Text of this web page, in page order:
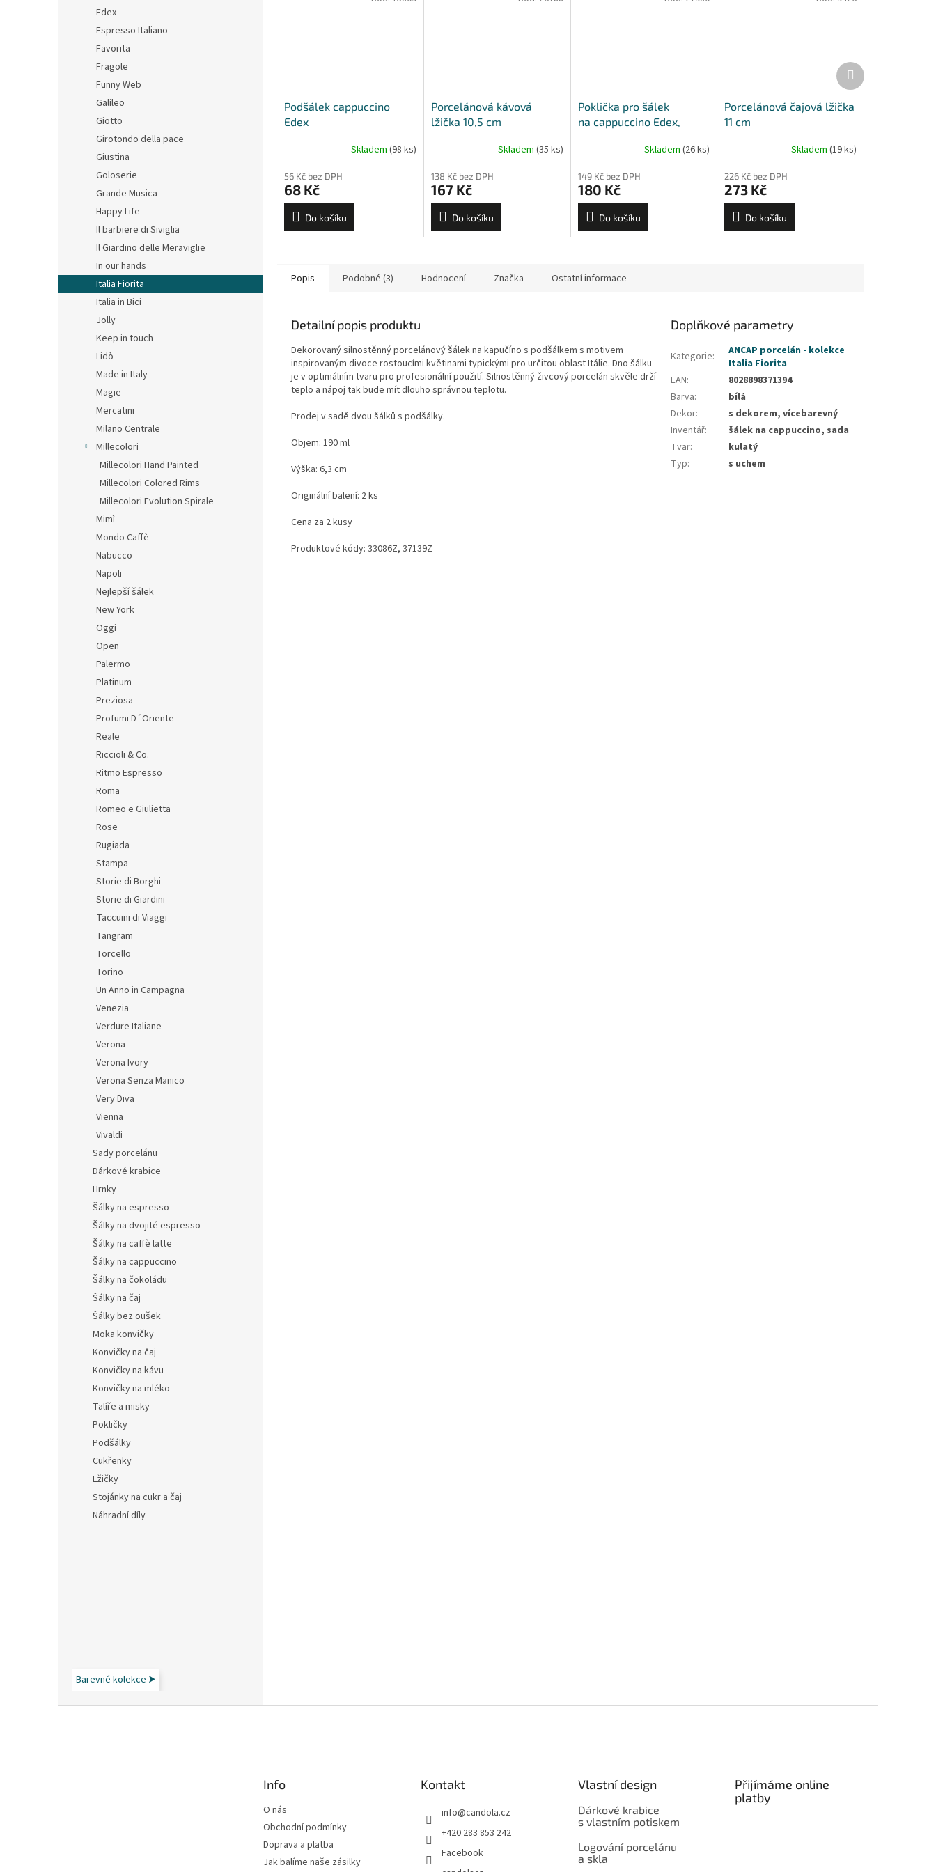
Edex
Espresso Italiano
Favorita
Fragole
Funny Web
Galileo
Giotto
Girotondo della pace
Giustina
Goloserie
Grande Musica
Happy Life
Il barbiere di Siviglia
Il Giardino delle Meraviglie
In our hands
Italia Fiorita
Italia in Bici
Jolly
Keep in touch
Lidò
Made in Italy
Magie
Mercatini
Milano Centrale
Millecolori
Millecolori Hand Painted
Millecolori Colored Rims
Millecolori Evolution Spirale
Mimì
Mondo Caffè
Nabucco
Napoli
Nejlepší šálek
New York
Oggi
Open
Palermo
Platinum
Preziosa
Profumi D´Oriente
Reale
Riccioli & Co.
Ritmo Espresso
Roma
Romeo e Giulietta
Rose
Rugiada
Stampa
Storie di Borghi
Storie di Giardini
Taccuini di Viaggi
Tangram
Torcello
Torino
Un Anno in Campagna
Venezia
Verdure Italiane
Verona
Verona Ivory
Verona Senza Manico
Very Diva
Vienna
Vivaldi
Sady porcelánu
Dárkové krabice
Hrnky
Šálky na espresso
Šálky na dvojité espresso
Šálky na caffè latte
Šálky na cappuccino
Šálky na čokoládu
Šálky na čaj
Šálky bez oušek
Moka konvičky
Konvičky na čaj
Konvičky na kávu
Konvičky na mléko
Talíře a misky
Pokličky
Podšálky
Cukřenky
Lžičky
Stojánky na cukr a čaj
Náhradní díly
Barevné kolekce ⮞
Podšálek cappuccino
Edex
Skladem (98 ks)
56 Kč bez DPH
68 Kč
Do košíku
Porcelánová kávová
lžička 10,5 cm
Skladem (35 ks)
138 Kč bez DPH
167 Kč
Do košíku
Poklička pro šálek
na cappuccino Edex,
Skladem(26 ks)
149 Kč bez DPH
180 Kč
Do košíku
Porcelánová čajová lžička
11 cm
Skladem (19 ks)
226 Kč bez DPH
273 Kč
Do košíku
Další
produkt
Popis Podobné (3) Hodnocení Značka Ostatní informace
Detailní popis produktu
Dekorovaný silnostěnný porcelánový šálek na kapučíno s podšálkem s motivem
inspirovaným divoce rostoucími květinami typickými pro určitou oblast Itálie. Dno šálku
je v optimálním tvaru pro profesionální použití. Silnostěnný živcový porcelán skvěle drží
teplo a nápoj tak bude mít dlouho správnou teplotu.
Prodej v sadě dvou šálků s podšálky.
Objem: 190 ml
Výška: 6,3 cm
Originální balení: 2 ks
Cena za 2 kusy
Produktové kódy: 33086Z, 37139Z
Doplňkové parametry
Kategorie:
ANCAP porcelán - kolekce
Italia Fiorita
EAN:
8028898371394
Barva:
bílá
Dekor:
s dekorem, vícebarevný
Inventář:
šálek na cappuccino, sada
Tvar:
kulatý
Typ: s uchem
Info
O nás
Obchodní podmínky
Doprava a platba
Jak balíme naše zásilky
Kontakt
info@candola.cz
+420 283 853 242
Facebook
Vlastní design
Dárkové krabice
s vlastním potiskem
Logování porcelánu
a skla
Přijímáme online
platby